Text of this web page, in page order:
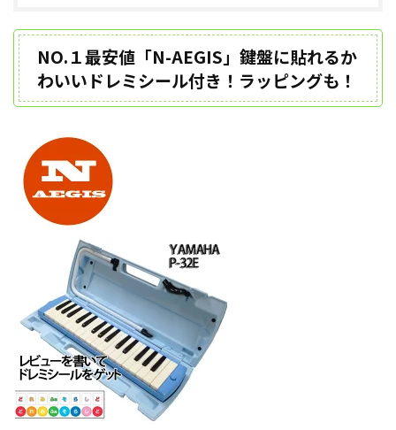
NO.１最安値「N-AEGIS」鍵盤に貼れるか
わいいドレミシール付き！ラッピングも！